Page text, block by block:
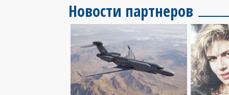
Новости партнеров